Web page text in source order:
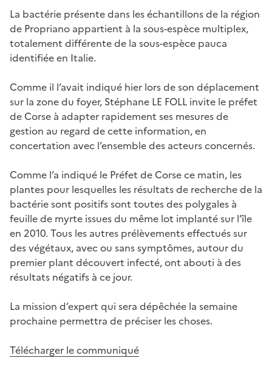
La bactérie présente dans les échantillons de la région
de Propriano appartient à la sous-espèce multiplex,
totalement différente de la sous-espèce pauca
identifiée en Italie.
Comme il l’avait indiqué hier lors de son déplacement
sur la zone du foyer, Stéphane LE FOLL invite le préfet
de Corse à adapter rapidement ses mesures de
gestion au regard de cette information, en
concertation avec l’ensemble des acteurs concernés.
Comme l’a indiqué le Préfet de Corse ce matin, les
plantes pour lesquelles les résultats de recherche de la
bactérie sont positifs sont toutes des polygales à
feuille de myrte issues du même lot implanté sur l’île
en 2010. Tous les autres prélèvements effectués sur
des végétaux, avec ou sans symptômes, autour du
premier plant découvert infecté, ont abouti à des
résultats négatifs à ce jour.
La mission d’expert qui sera dépêchée la semaine
prochaine permettra de préciser les choses.
Télécharger le communiqué